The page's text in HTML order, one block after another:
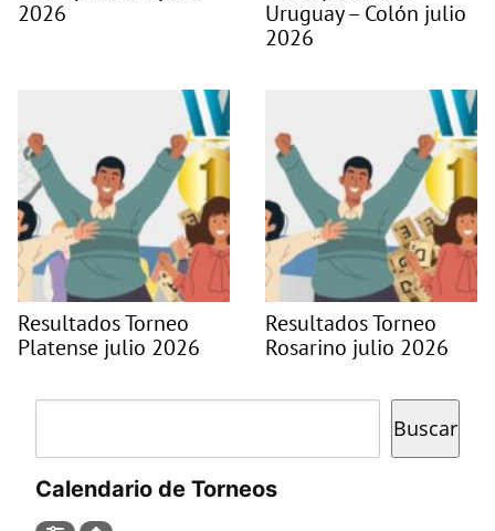
2026
Uruguay – Colón julio
2026
Resultados Torneo
Platense julio 2026
Resultados Torneo
Rosarino julio 2026
Buscar
Calendario de Torneos